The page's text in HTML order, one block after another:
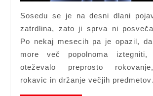
Sosedu se je na desni dlani
zatrdlina, zato ji sprva ni
Po nekaj mesecih pa je opazil,
more več popolnoma
oteževalo preprosto
rokavic in držanje večjih